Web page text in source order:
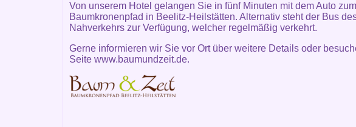
Von unserem Hotel gelangen Sie in fünf Minuten mit dem Auto zum
Baumkronenpfad in Beelitz-Heilstätten. Alternativ steht der Bus
Nahverkehrs zur Verfügung, welcher regelmäßig verkehrt.
Gerne informieren wir Sie vor Ort über weitere Details oder
Seite www.baumundzeit.de.